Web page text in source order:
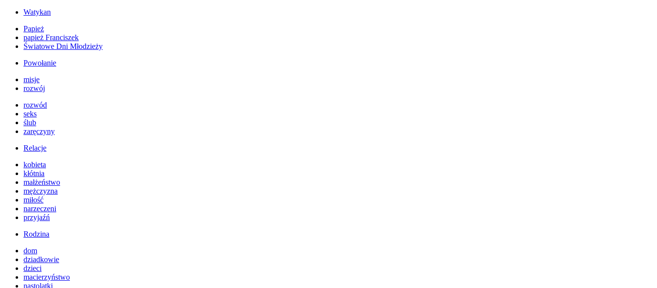
Watykan
Papież
papież Franciszek
Światowe Dni Młodzieży
Powołanie
misje
rozwój
rozwód
seks
ślub
zaręczyny
Relacje
kobieta
kłótnia
małżeństwo
mężczyzna
miłość
narzeczeni
przyjaźń
Rodzina
dom
dziadkowie
dzieci
macierzyństwo
nastolatki